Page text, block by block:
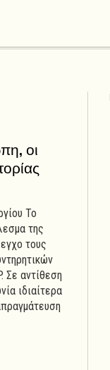
οι
Το
της
τους
Σε αντίθεση
ιδιαίτερα